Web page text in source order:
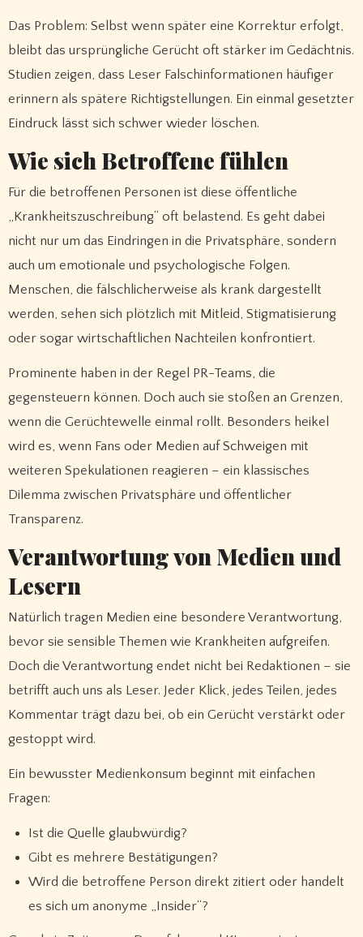
Das Problem: Selbst wenn später eine Korrektur erfolgt,
bleibt das ursprüngliche Gerücht oft stärker im Gedächtnis.
Studien zeigen, dass Leser Falschinformationen häufiger
erinnern als spätere Richtigstellungen. Ein einmal gesetzter
Eindruck lässt sich schwer wieder löschen.
Wie sich Betroffene fühlen
Für die betroffenen Personen ist diese öffentliche
„Krankheitszuschreibung“ oft belastend. Es geht dabei
nicht nur um das Eindringen in die Privatsphäre, sondern
auch um emotionale und psychologische Folgen.
Menschen, die fälschlicherweise als krank dargestellt
werden, sehen sich plötzlich mit Mitleid, Stigmatisierung
oder sogar wirtschaftlichen Nachteilen konfrontiert.
Prominente haben in der Regel PR-Teams, die
gegensteuern können. Doch auch sie stoßen an Grenzen,
wenn die Gerüchtewelle einmal rollt. Besonders heikel
wird es, wenn Fans oder Medien auf Schweigen mit
weiteren Spekulationen reagieren – ein klassisches
Dilemma zwischen Privatsphäre und öffentlicher
Transparenz.
Verantwortung von Medien und
Lesern
Natürlich tragen Medien eine besondere Verantwortung,
bevor sie sensible Themen wie Krankheiten aufgreifen.
Doch die Verantwortung endet nicht bei Redaktionen – sie
betrifft auch uns als Leser. Jeder Klick, jedes Teilen, jedes
Kommentar trägt dazu bei, ob ein Gerücht verstärkt oder
gestoppt wird.
Ein bewusster Medienkonsum beginnt mit einfachen
Fragen:
Ist die Quelle glaubwürdig?
Gibt es mehrere Bestätigungen?
Wird die betroffene Person direkt zitiert oder handelt
es sich um anonyme „Insider“?